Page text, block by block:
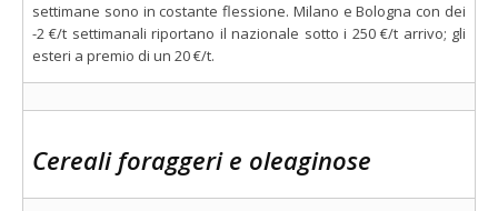
settimane sono in costante flessione. Milano e Bologna con dei
-2 €/t settimanali riportano il nazionale sotto i 250 €/t arrivo; gli
esteri a premio di un 20 €/t.
Cereali foraggeri e oleaginose